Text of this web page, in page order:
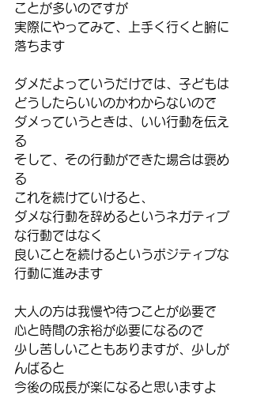
ことが多いのですが
実際にやってみて、上手く行くと腑に
落ちます
ダメだよっていうだけでは、子どもは
どうしたらいいのかわからないので
ダメっていうときは、いい行動を伝え
る
そして、その行動ができた場合は褒め
る
これを続けていけると、
ダメな行動を辞めるというネガティブ
な行動ではなく
良いことを続けるというポジティブな
行動に進みます
大人の方は我慢や待つことが必要で
心と時間の余裕が必要になるので
少し苦しいこともありますが、少しが
んばると
今後の成長が楽になると思いますよ